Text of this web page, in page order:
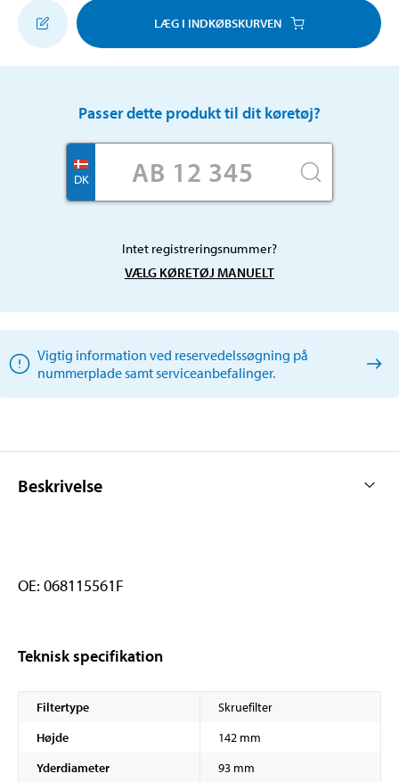
LÆG I INDKØBSKURVEN
Passer dette produkt til dit køretøj?
DK
Intet registreringsnummer?
VÆLG KØRETØJ MANUELT
Vigtig information ved reservedelssøgning på
nummerplade samt serviceanbefalinger.
Beskrivelse
OE: 068115561F
Teknisk specifikation
Filtertype
Skruefilter
Højde
142 mm
Yderdiameter
93 mm